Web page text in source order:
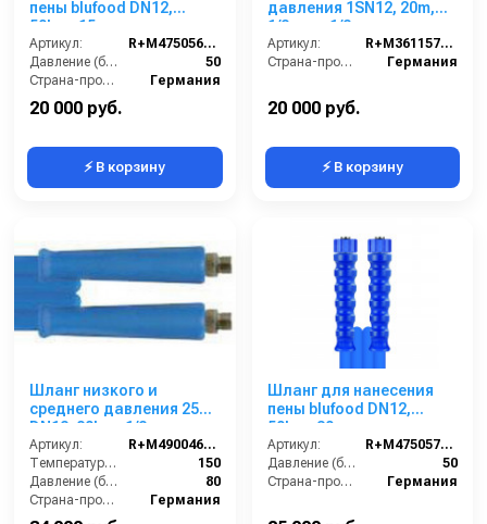
пены blufood DN12,
50bar, 15m,
1/2внут-1/2внут,
арматура нерж.сталь
Артикул:
R+M4750566159
Давление (бар):
50
Страна-производитель:
Германия
20 000 руб.
⚡ В корзину
давления 1SN12, 20m,
1/2внут-1/2внут,
арматура нерж.сталь
Артикул:
R+M3611576209
Страна-производитель:
Германия
20 000 руб.
⚡ В корзину
Шланг низкого и
среднего давления 25m
DN12, 80bar, 1/2внеш-
1/2внеш, -40°C - +150°C,
арматура нерж.сталь
Артикул:
R+M4900460259
Температура (°C):
150
Давление (бар):
80
Страна-производитель:
Германия
Шланг для нанесения
пены blufood DN12,
50bar, 30m,
1/2внут-1/2внут,
арматура нерж.сталь
Артикул:
R+M4750576309
Давление (бар):
50
Страна-производитель:
Германия